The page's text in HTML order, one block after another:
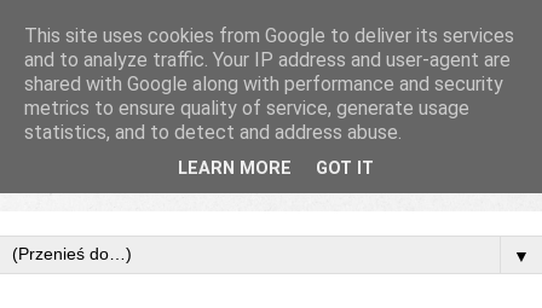
▼
This site uses cookies from Google to deliver its services
and to analyze traffic. Your IP address and user-agent are
shared with Google along with performance and security
metrics to ensure quality of service, generate usage
statistics, and to detect and address abuse.
LEARN MORE GOT IT